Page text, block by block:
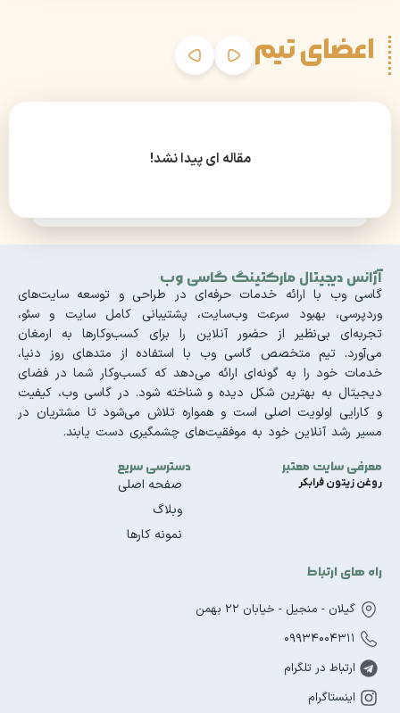
اعضای تیم
مقاله ای پیدا نشد!
آژانس دیجیتال مارکتینگ گاسی وب
گاسی وب با ارائه خدمات حرفه‌ای در طراحی و توسعه سایت‌های
وردپرسی، بهبود سرعت وب‌سایت، پشتیبانی کامل سایت و سئو،
تجربه‌ای بی‌نظیر از حضور آنلاین را برای کسب‌وکارها به ارمغان
می‌آورد. تیم متخصص گاسی وب با استفاده از متدهای روز دنیا،
خدمات خود را به گونه‌ای ارائه می‌دهد که کسب‌وکار شما در فضای
دیجیتال به بهترین شکل دیده و شناخته شود. در گاسی وب، کیفیت
و کارایی اولویت اصلی است و همواره تلاش می‌شود تا مشتریان در
مسیر رشد آنلاین خود به موفقیت‌های چشمگیری دست یابند.
معرفی سایت معتبر
روغن زیتون فرابکر
دسترسی سریع
صفحه اصلی
وبلاگ
نمونه کارها
راه های ارتباط
گیلان - منجیل - خیابان 22 بهمن
09934004311
ارتباط در تلگرام
اینستاگرام